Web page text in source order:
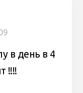
в день в 4
!!!!